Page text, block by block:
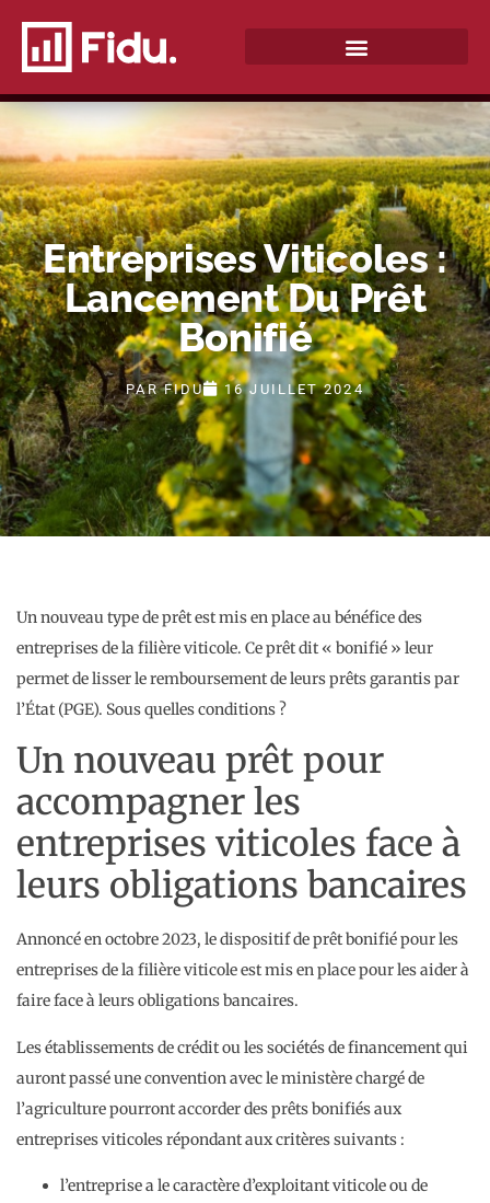
Entreprises Viticoles :
Lancement Du Prêt
Bonifié
PARFIDU 16 JUILLET 2024
Un nouveau type de prêt est mis en place au bénéfice des
entreprises de la filière viticole. Ce prêt dit « bonifié » leur
permet de lisser le remboursement de leurs prêts garantis par
l’État (PGE). Sous quelles conditions ?
Un nouveau prêt pour
accompagner les
entreprises viticoles face à
leurs obligations bancaires
Annoncé en octobre 2023, le dispositif de prêt bonifié pour les
entreprises de la filière viticole est mis en place pour les aider à
faire face à leurs obligations bancaires.
Les établissements de crédit ou les sociétés de financement qui
auront passé une convention avec le ministère chargé de
l’agriculture pourront accorder des prêts bonifiés aux
entreprises viticoles répondant aux critères suivants :
l’entreprise a le caractère d’exploitant viticole ou de